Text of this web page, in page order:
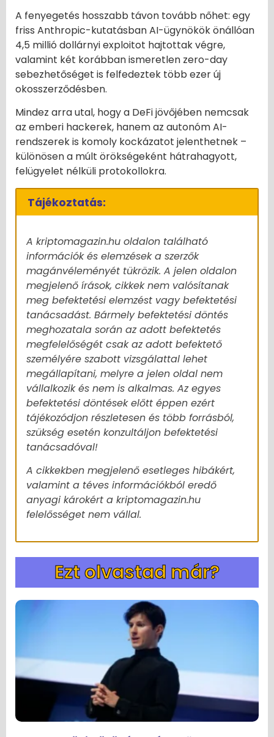
A fenyegetés hosszabb távon tovább nőhet: egy
friss Anthropic-kutatásban AI-ügynökök önállóan
4,5 millió dollárnyi exploitot hajtottak végre,
valamint két korábban ismeretlen zero-day
sebezhetőséget is felfedeztek több ezer új
okosszerződésben.
Mindez arra utal, hogy a DeFi jövőjében nemcsak
az emberi hackerek, hanem az autonóm AI-
rendszerek is komoly kockázatot jelenthetnek –
különösen a múlt örökségeként hátrahagyott,
felügyelet nélküli protokollokra.
Tájékoztatás:
A kriptomagazin.hu oldalon található
információk és elemzések a szerzők
magánvéleményét tükrözik. A jelen oldalon
megjelenő írások, cikkek nem valósítanak
meg befektetési elemzést vagy befektetési
tanácsadást. Bármely befektetési döntés
meghozatala során az adott befektetés
megfelelőségét csak az adott befektető
személyére szabott vizsgálattal lehet
megállapítani, melyre a jelen oldal nem
vállalkozik és nem is alkalmas. Az egyes
befektetési döntések előtt éppen ezért
tájékozódjon részletesen és több forrásból,
szükség esetén konzultáljon befektetési
tanácsadóval!
A cikkekben megjelenő esetleges hibákért,
valamint a téves információkból eredő
anyagi károkért a kriptomagazin.hu
felelősséget nem vállal.
Ezt olvastad már?